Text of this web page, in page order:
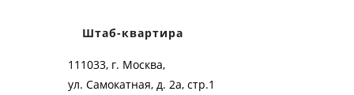
Штаб-квартира
111033, г. Москва,
ул. Самокатная, д. 2а, стр.1